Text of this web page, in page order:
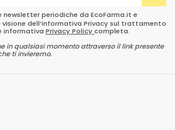
periodiche da EcoFarma.it e
visione dell’informativa Privacy sul trattamento
informativa Privacy Policycompleta.
in qualsiasi momento attraverso il link presente
ti invieremo.